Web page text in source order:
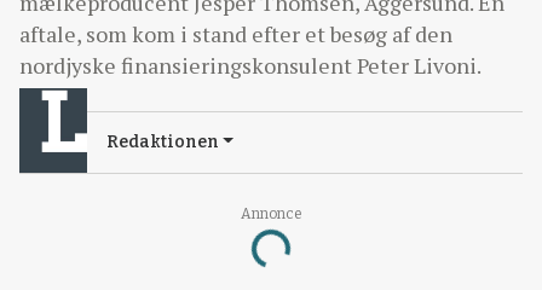
Annonce
Loading...
aftale, som kom i stand efter et besøg af den
nordjyske finansieringskonsulent Peter Livoni.
Redaktionen